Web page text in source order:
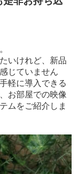
いけれど、新品
じていません
軽に導入できる
お部屋での映像
ムをご紹介しま